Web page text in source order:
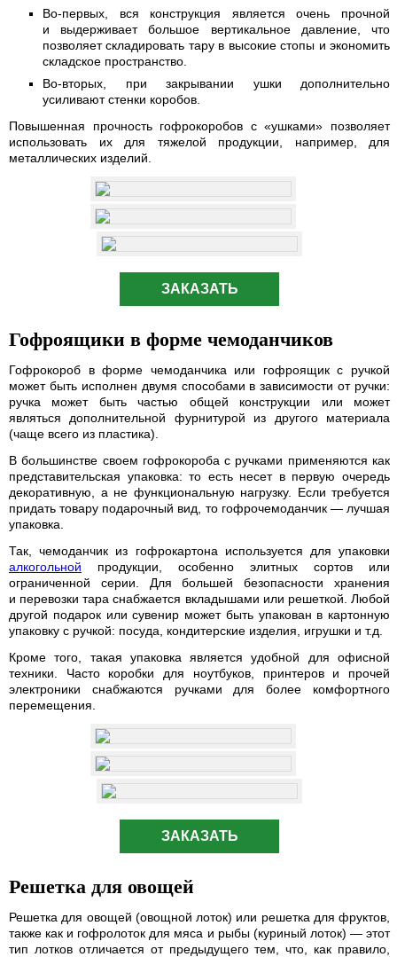
Во-первых, вся конструкция является очень прочной
и выдерживает большое вертикальное давление, что
позволяет складировать тару в высокие стопы и экономить
складское пространство.
Во-вторых, при закрывании ушки дополнительно
усиливают стенки коробов.
Повышенная прочность гофрокоробов с «ушками» позволяет
использовать их для тяжелой продукции, например, для
металлических изделий.
ЗАКАЗАТЬ
Гофроящики в форме чемоданчиков
Гофрокороб в форме чемоданчика или гофроящик с ручкой
может быть исполнен двумя способами в зависимости от ручки:
ручка может быть частью общей конструкции или может
являться дополнительной фурнитурой из другого материала
(чаще всего из пластика).
В большинстве своем гофрокороба с ручками применяются как
представительская упаковка: то есть несет в первую очередь
декоративную, а не функциональную нагрузку. Если требуется
придать товару подарочный вид, то гофрочемоданчик — лучшая
упаковка.
Так, чемоданчик из гофрокартона используется для упаковки
алкогольной продукции, особенно элитных сортов или
ограниченной серии. Для большей безопасности хранения
и перевозки тара снабжается вкладышами или решеткой. Любой
другой подарок или сувенир может быть упакован в картонную
упаковку с ручкой: посуда, кондитерские изделия, игрушки и т.д.
Кроме того, такая упаковка является удобной для офисной
техники. Часто коробки для ноутбуков, принтеров и прочей
электроники снабжаются ручками для более комфортного
перемещения.
ЗАКАЗАТЬ
Решетка для овощей
Решетка для овощей (овощной лоток) или решетка для фруктов,
также как и гофролоток для мяса и рыбы (куриный лоток) — этот
тип лотков отличается от предыдущего тем, что, как правило,